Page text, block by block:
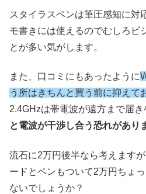
スタイラスペンは筆圧感知に対
モ書きには使えるのでむしろビ
とが多い気がします。
また、口コミにもあったように
う所はきちんと買う前に抑えて
2.4GHzは帯電波が遠方まで届き
と電波が干渉し合う恐れがあり
流石に2万円後半なら考えますが
ードとペンもついて2万円ちょ
ないでしょうか？